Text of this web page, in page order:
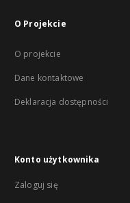
O Projekcie
O projekcie
Dane kontaktowe
Deklaracja dostępności
Konto użytkownika
Zaloguj się